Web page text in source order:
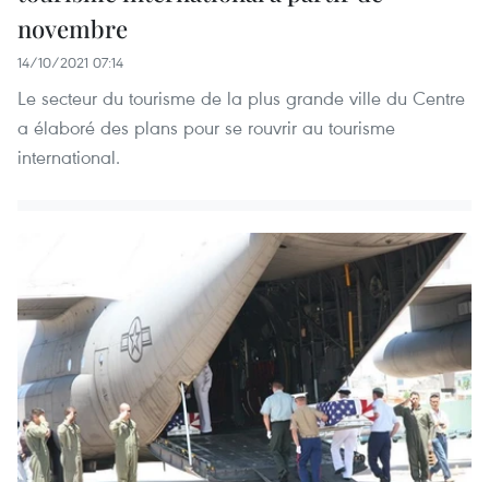
novembre
14/10/2021 07:14
Le secteur du tourisme de la plus grande ville du Centre
a élaboré des plans pour se rouvrir au tourisme
international.